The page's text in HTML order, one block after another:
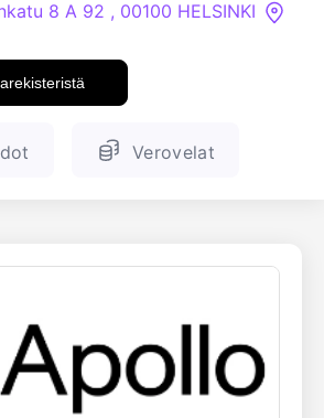
8 A 92 , 00100 HELSINKI
Verovelat